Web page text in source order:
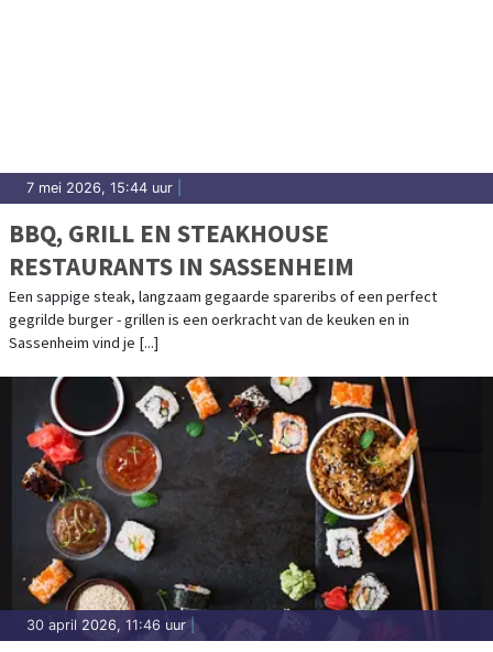
7 mei 2026, 15:44 uur
BBQ, GRILL EN STEAKHOUSE
RESTAURANTS IN SASSENHEIM
Een sappige steak, langzaam gegaarde spareribs of een perfect
gegrilde burger - grillen is een oerkracht van de keuken en in
Sassenheim vind je [...]
30 april 2026, 11:46 uur